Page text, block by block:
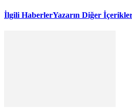
İlgili HaberlerYazarın Diğer